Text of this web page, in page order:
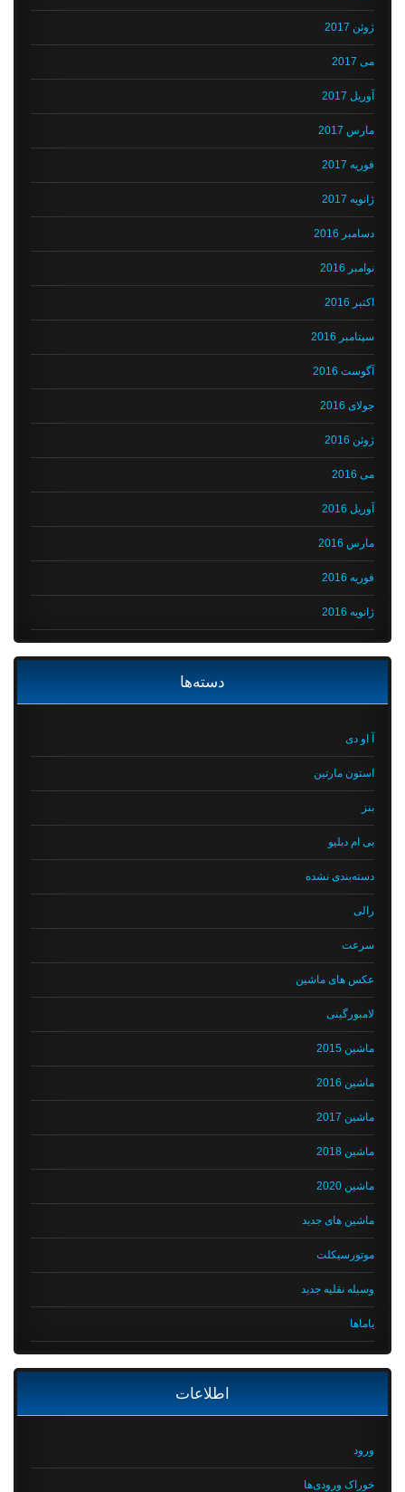
ژوئن 2017
می 2017
آوریل 2017
مارس 2017
فوریه 2017
ژانویه 2017
دسامبر 2016
نوامبر 2016
اکتبر 2016
سپتامبر 2016
آگوست 2016
جولای 2016
ژوئن 2016
می 2016
آوریل 2016
مارس 2016
فوریه 2016
ژانویه 2016
دسته‌ها
آ او دی
استون مارتین
بی ام دبلیو
دسته‌بندی نشده
رالی
سرعت
عکس های ماشین
لامبورگینی
ماشین 2015
ماشین 2016
ماشین 2017
ماشین 2018
ماشین 2020
ماشین های جدید
موتورسیکلت
وسیله نقلیه جدید
یاماها
اطلاعات
ورود
خوراک ورودی‌ها